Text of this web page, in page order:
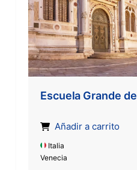
Escuela Grande
Añadir a carrito
Italia
Venecia